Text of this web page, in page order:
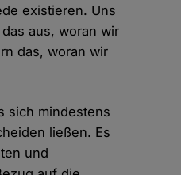
existieren. Uns
aus, woran wir
das, woran wir
sich mindestens
ließen. Es
und